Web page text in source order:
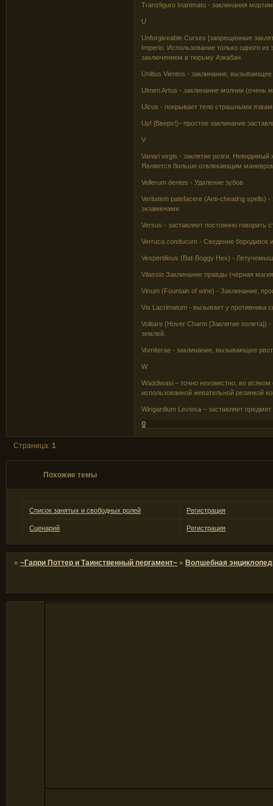
Transfiguro Inanimato - заклинания
U
Unforgiveable Curses [запрещенные
Imperio. Использование только одного из
заключением в тюрьму Азкабан.
Unitius Vientos - заклинание, вызывающее
Ulmen Artus - заклинание молнии (очень
Ulcus - покрывает тело страшными
Up! [Вверх!]– простое заклинание
V
Variari virgis - заклятие розги.
Является больше отвлекающим
Vellerum dentes - Удаление зубов
Veritatem patefacere (Anti-cheating spells)
экзаменами
Versus - заставляет постоянно говорить
Verruca conducum - Сведение бородавок
Vespertilious (Bat-Boggy Hex) -
Vilassio Заклинание правды (чёрная
Vinum (Fountain of wine) - Заклинание,
Vis Lacrimatum - вызывает у противника
Volitare (Hover Charm [Заклятие полета])
землей.
Vomiterae - заклинание, вызывающее
W
Waddiwasi – точно неизвестно, во
использованной жевательной резинкой
Wingardium Leviosa – заставляет предмет
0
Страница: 1
Похожие темы
Список занятых и свободных ролей Регистрация
Сценарий Регистрация
»~Гарри Поттер и Таинственный пергамент~ » Волшебная